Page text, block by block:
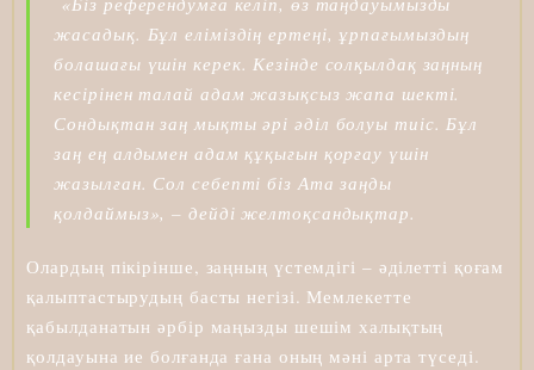
жасадық. Бұл еліміздің ертеңі, ұрпағымыздың
болашағы үшін керек. Кезінде солқылдақ заңның
кесірінен талай адам жазықсыз жапа шекті.
Сондықтан заң мықты әрі әділ болуы тиіс. Бұл
заң ең алдымен адам құқығын қорғау үшін
жазылған. Сол себепті біз Ата заңды
қолдаймыз», – дейді желтоқсандықтар.
Олардың пікірінше, заңның үстемдігі – әділетті қоғам
қалыптастырудың басты негізі. Мемлекетте
қабылданатын әрбір маңызды шешім халықтың
қолдауына ие болғанда ғана оның мәні арта түседі.